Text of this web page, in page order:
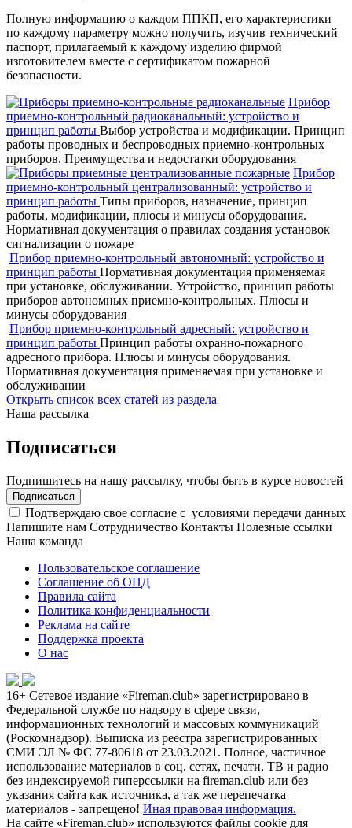
Полную информацию о каждом ППКП, его характеристики
по каждому параметру можно получить, изучив технический
паспорт, прилагаемый к каждому изделию фирмой
изготовителем вместе с сертификатом пожарной
безопасности.
Прибор
приемно-контрольный радиоканальный: устройство и
принцип работы Выбор устройства и модификации. Принцип
работы проводных и беспроводных приемно-контрольных
приборов. Преимущества и недостатки оборудования
Прибор
приемно-контрольный централизованный: устройство и
принцип работы Типы приборов, назначение, принцип
работы, модификации, плюсы и минусы оборудования.
Нормативная документация о правилах создания установок
сигнализации о пожаре
Прибор приемно-контрольный автономный: устройство и
принцип работы Нормативная документация применяемая
при установке, обслуживании. Устройство, принцип работы
приборов автономных приемно-контрольных. Плюсы и
минусы оборудования
Прибор приемно-контрольный адресный: устройство и
принцип работы Принцип работы охранно-пожарного
адресного прибора. Плюсы и минусы оборудования.
Нормативная документация применяемая при установке и
обслуживании
Открыть список всех статей из раздела
Наша рассылка
Подписаться
Подпишитесь на нашу рассылку, чтобы быть в курсе новостей
Подписаться
Подтверждаю свое согласие с условиями передачи данных
Напишите нам Сотрудничество Контакты Полезные ссылки
Наша команда
Пользовательское соглашение
Соглашение об ОПД
Правила сайта
Политика конфиденциальности
Реклама на сайте
Поддержка проекта
О нас
16+ Сетевое издание «Fireman.club» зарегистрировано в
Федеральной службе по надзору в сфере связи,
информационных технологий и массовых коммуникаций
(Роскомнадзор). Выписка из реестра зарегистрированных
СМИ ЭЛ № ФС 77-80618 от 23.03.2021. Полное, частичное
использование материалов в соц. сетях, печати, ТВ и радио
без индексируемой гиперссылки на fireman.club или без
указания сайта как источника, а так же перепечатка
материалов - запрещено! Иная правовая информация.
На сайте «Fireman.club» используются файлы cookie для